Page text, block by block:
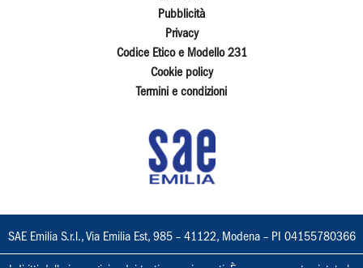
Pubblicità
Privacy
Codice Etico e Modello 231
Cookie policy
Termini e condizioni
SAE Emilia S.r.l., Via Emilia Est, 985 – 41122, Modena – PI 04155780366